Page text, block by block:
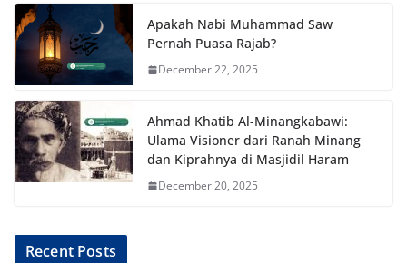
Apakah Nabi Muhammad Saw
Pernah Puasa Rajab?
December 22, 2025
Ahmad Khatib Al-Minangkabawi:
Ulama Visioner dari Ranah Minang
dan Kiprahnya di Masjidil Haram
December 20, 2025
Recent Posts